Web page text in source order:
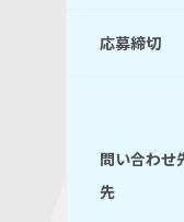
応募締切
問い合わせ
先